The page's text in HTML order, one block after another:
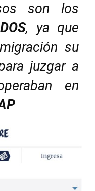
son los
, ya que
su
juzgar a
en